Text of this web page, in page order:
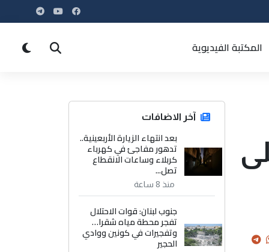
المكتبة الفيديوية
آخر الاضافات
بعد انتهاء الزيارة الأربعينية..
تدهور مفاجئ في كهرباء
كربلاء وساعات الانقطاع
تصل...
منذ 8 ساعة
جنوب لبنان: قوات الاحتلال
تفجر محطة مياه شقرا…
وتفجيرات في كونين ووادي
الحجير